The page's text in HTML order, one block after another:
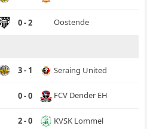
0 - 2 Oostende
3 - 1 Seraing United
0 - 0 FCV Dender EH
2 - 0 KVSK Lommel